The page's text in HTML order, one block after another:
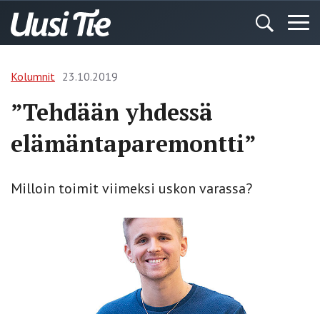
Kolumnit 23.10.2019
”Tehdään yhdessä
elämäntaparemontti”
Milloin toimit viimeksi uskon varassa?